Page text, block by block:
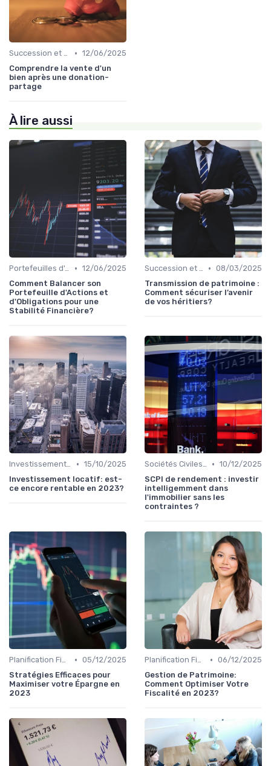
Succession et Transmission de Patrimoine • 12/06/2025
Comprendre la vente d'un
bien après une donation-
partage
À lire aussi
Portefeuilles d'Actions et d'Obligations • 12/06/2025
Comment Balancer son
Portefeuille d'Actions et
d'Obligations pour une
Stabilité Financière?
Succession et Transmission de Patrimoine • 08/03/2025
Transmission de patrimoine :
Comment sécuriser l’avenir
de vos héritiers?
Investissement Immobilier • 15/10/2025
Investissement locatif: est-
ce encore rentable en 2023?
Sociétés Civiles de Placement Immobilier (SCPI) • 10/12/2025
SCPI de rendement : investir
intelligemment dans
l'immobilier sans les
contraintes ?
Planification Financière Personnelle • 05/12/2025
Stratégies Efficaces pour
Maximiser votre Épargne en
2023
Planification Financière Personnelle • 06/12/2025
Gestion de Patrimoine:
Comment Optimiser Votre
Fiscalité en 2023?